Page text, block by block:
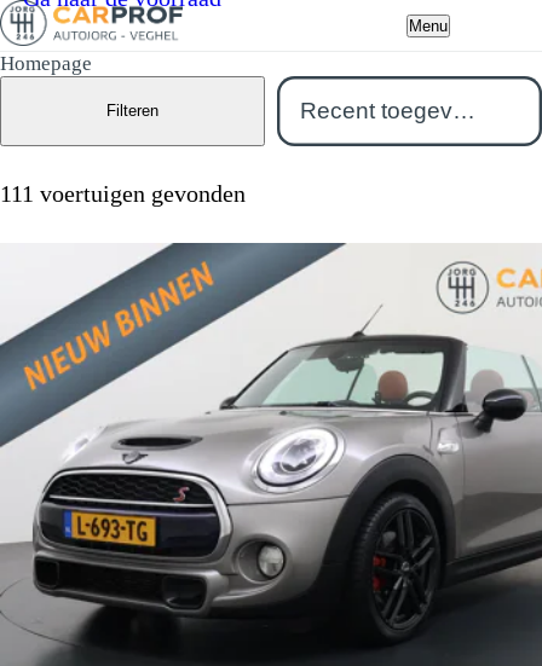
Menu
Homepage
111 voertuigen gevonden
Filteren